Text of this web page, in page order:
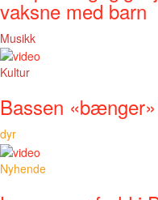
vaksne med barn
Musikk
Kultur
Bassen
dyr
Nyhende